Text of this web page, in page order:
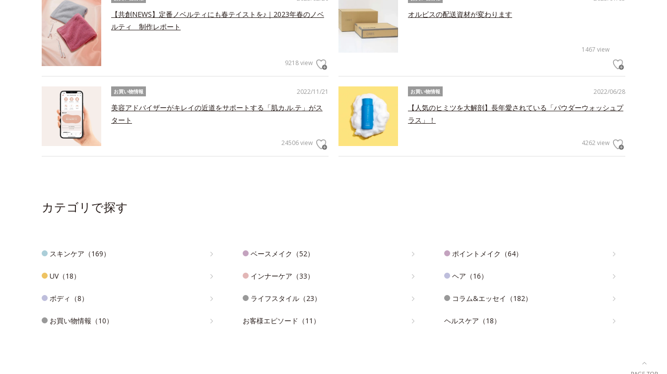
【共創NEWS】定番ノベルティにも春テイストを♪｜2023年春のノベ
ルティ 制作レポート
9218 view
オルビスの配送資材が変わります
1467 view
2022/11/21
お買い物情報
美容アドバイザーがキレイの近道をサポートする「肌カ.ル.テ」がス
タート
24506 view
2022/06/28
お買い物情報
【人気のヒミツを大解剖】長年愛されている「パウダーウォッシュプ
ラス」！
4262 view
カテゴリで探す
スキンケア（169） ベースメイク（52） ポイントメイク（64）
UV（18） インナーケア（33） ヘア（16）
ボディ（8） ライフスタイル（23） コラム&エッセイ（182）
お買い物情報（10） お客様エピソード（11） ヘルスケア（18）